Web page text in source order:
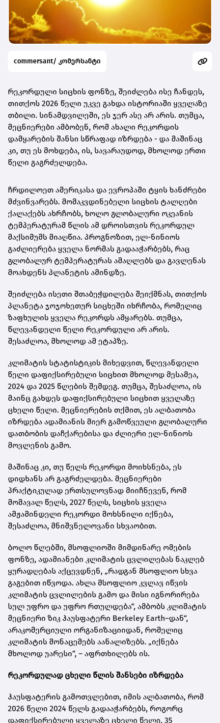
commersant/ კომერსანტი
რეკორდული სიცხის ფონზე, შეიძლება ისე ჩანდეს,
თითქოს 2026 წელი უკვე გახდა ისტორიაში ყველაზე
თბილი. სინამდვილეში, ეს ჯერ ასე არ არის. თუმცა,
მეცნიერები ამბობენ, რომ ახალი რეკორდის
დამყარების შანსი სწრაფად იზრდება - და მაშინაც
კი, თუ ეს მოხდება, ის, სავარაუდოდ, მხოლოდ ერთი
წელი გაგრძელდება.
ჩრდილოეთ ამერიკასა და ევროპაში ტყის ხანძრები
მძვინვარებს. მომაკვდინებელი სიცხის ტალღები
ქალაქებს ახრჩობს, ხოლო გლობალური ოკეანის
ტემპერატურამ წლის ამ დროისთვის რეკორდულ
მაქსიმუმს მიაღწია. პროგნოზით, ელ-ნინიოს
გაძლიერება ყველა ნორმას გადააჭარბებს, რაც
გლობალურ ტემპერატურას ამაღლებს და გავლენას
მოახდენს პლანეტის ამინდზე.
შეიძლება ისეთი შთაბეჭდილება შეიქმნას, თითქოს
პლანეტა ჯოჯოხეთურ სიცხეში იხრჩობა, რომელიც
ზაფხულის ყველა რეკორდს ამყარებს. თუმცა,
წლევანდელი წელი რეკორდული არ არის.
შესაძლოა, მხოლოდ ამ ეტაპზე.
კლიმატის სტატისტიკის მიხედვით, წლევანდელი
წელი დაფიქსირებული სიცხით მხოლოდ მესამეა,
2024 და 2025 წლების შემდეგ. თუმცა, შესაძლოა, ის
მაინც გახდეს დაფიქსირებული სიცხით ყველაზე
ცხელი წელი. მეცნიერების თქმით, ეს ალბათობა
იზრდება ადამიანის მიერ გამოწვეული გლობალური
დათბობის დაჩქარებისა და ძლიერი ელ-ნინიოს
მოვლენის გამო.
მაშინაც კი, თუ წელს რეკორდი მოიხსნება, ეს
დიდხანს არ გაგრძელდება. მეცნიერები
პრაქტიკულად ერთსულოვნად მიიჩნევენ, რომ
მომავალ წელს, 2027 წელს, სიცხის ყველა
ამჟამინდელი რეკორდი მოხსნილი იქნება,
შესაძლოა, მნიშვნელოვანი სხვაობით.
ბოლო წლებში, მსოფლიოში მიმდინარე ომების
ფონზე, ადამიანები კლიმატის ცვლილებას ნაკლებ
ყურადღებას აქცევდნენ, „რადგან მსოფლიო სხვა
გაგებით იწვოდა. ახლა მსოფლიო კვლავ იწვის
კლიმატის ცვლილების გამო და მისი იგნორირება
სულ უფრო და უფრო რთულდება“, ამბობს კლიმატის
მეცნიერი ზიკ ჰაუსფატერი Berkeley Earth–დან“,
არაკომერციული ორგანიზაციიდან, რომელიც
კლიმატის მონაცემებს აანალიზებს. „იქნება
მხოლოდ უარესი“, – აფრთხილებს ის.
რეკორდულად ცხელი წლის შანსები იზრდება
ჰაუსფატერის გამოთვლებით, იმის ალბათობა, რომ
2026 წელი 2024 წელს გადააჭარბებს, როგორც
დაფიქსირებული ყველაზე ცხელი წელი, 35